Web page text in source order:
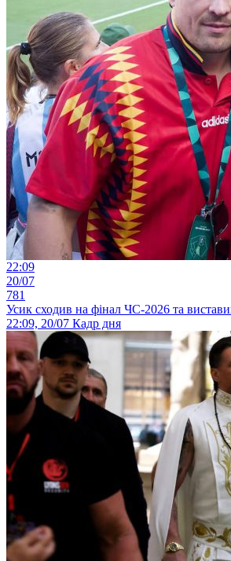
22:09
20/07
781
Усик сходив на фінал ЧС-2026 та
22:09, 20/07 Кадр дня